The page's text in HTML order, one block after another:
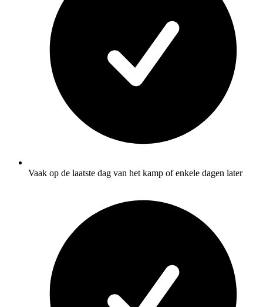
Vaak op de laatste dag van het kamp of enkele dagen later